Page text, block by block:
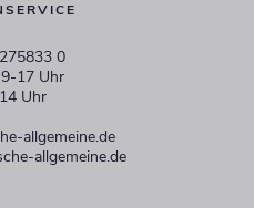
0
17 Uhr
Uhr
allgemeine.de
allgemeine.de